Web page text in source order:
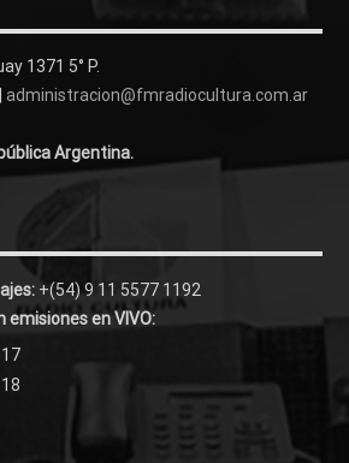
1371 5° P.
administracion@fmradiocultura.com.ar
Argentina.
+(54) 9 11 5577 1192
emisiones en VIVO: